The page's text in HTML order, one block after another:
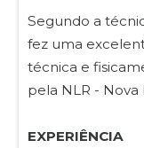
Segundo a
fez uma
técnica e
pela NLR -
EXPERIÊNCIA